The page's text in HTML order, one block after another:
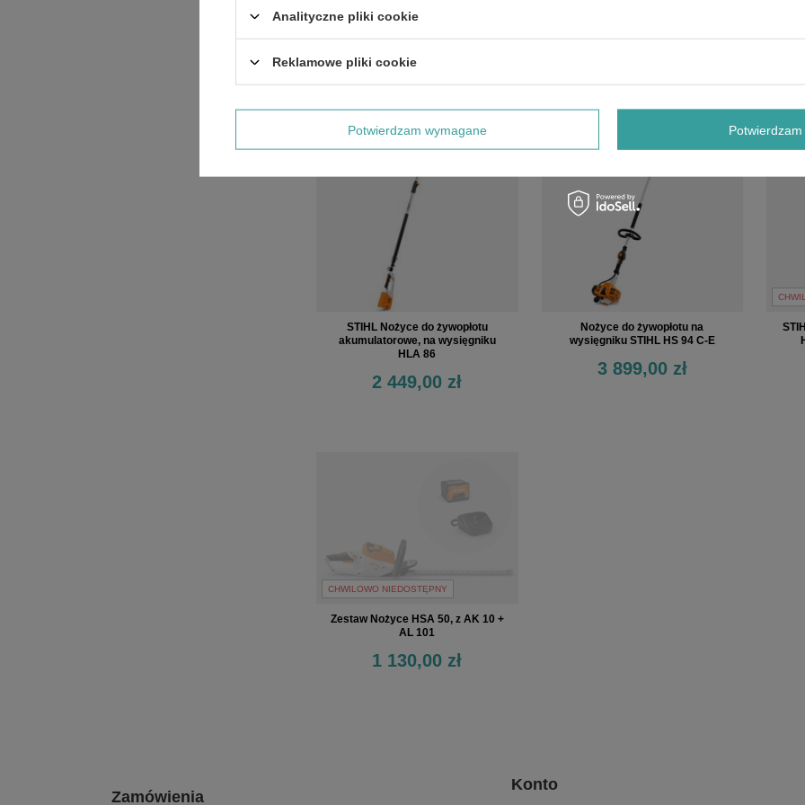
1 069,00 zł
STIHL Nożyce do żywopłotu
akumulatorowe, na wysięgniku
HLA 86
2 449,00 zł
Nożyce do żywopłotu na
wysięgniku STIHL HS 94 C-E
3 899,00 zł
CHWILOWO NIEDOSTĘPNY
Zestaw Nożyce HSA 50, z AK 10 +
AL 101
1 130,00 zł
Zamówienia
Konto
Analityczne pliki cookie
Reklamowe pliki cookie
Potwierdzam wymagane